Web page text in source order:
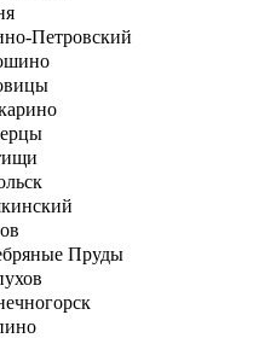
Петровский
Пруды